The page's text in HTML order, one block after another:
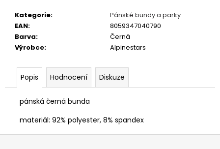
Kategorie:
Pánské bundy a parky
EAN:
8059347040790
Barva:
Černá
Výrobce: Alpinestars
Popis Hodnocení Diskuze
pánská černá bunda
materiál: 92% polyester, 8% spandex
e
m
e
TRIČKO
LUSSO
LEGENDS
LAUDA
350
Kč
Původně:
Z